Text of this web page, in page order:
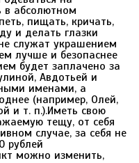
в абсолютном
пищать, кричать,
и делать глазки
служат украшением
лучше и безопаснее
будет заплачено за
Авдотьей и
именами, а
(например, Олей,
и т. п.).Иметь свою
тещу, от себя
случае, за себя не
рублей
можно изменить,